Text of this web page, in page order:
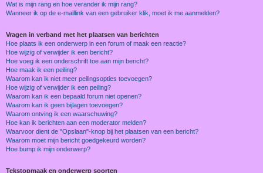
Wat is mijn rang en hoe verander ik mijn rang?
Wanneer ik op de e-maillink van een gebruiker klik, moet ik me aanmelden?
Vragen in verband met het plaatsen van berichten
Hoe plaats ik een onderwerp in een forum of maak een reactie?
Hoe wijzig of verwijder ik een bericht?
Hoe voeg ik een onderschrift toe aan mijn bericht?
Hoe maak ik een peiling?
Waarom kan ik niet meer peilingsopties toevoegen?
Hoe wijzig of verwijder ik een peiling?
Waarom kan ik een bepaald forum niet openen?
Waarom kan ik geen bijlagen toevoegen?
Waarom ontving ik een waarschuwing?
Hoe kan ik berichten aan een moderator melden?
Waarvoor dient de "Opslaan"-knop bij het plaatsen van een bericht?
Waarom moet mijn bericht goedgekeurd worden?
Hoe bump ik mijn onderwerp?
Tekstopmaak en onderwerp soorten